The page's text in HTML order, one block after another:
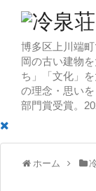
博多区上川端
岡の古い建物
ち」「文化」
の理念・思い
部門賞受賞。
ホーム